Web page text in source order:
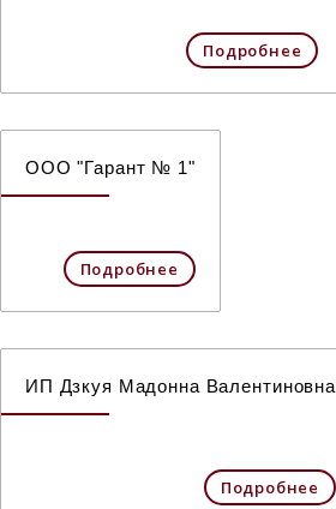
Подробнее
ООО "Гарант № 1"
Подробнее
ИП Дзкуя Мадонна Валентиновна
Подробнее